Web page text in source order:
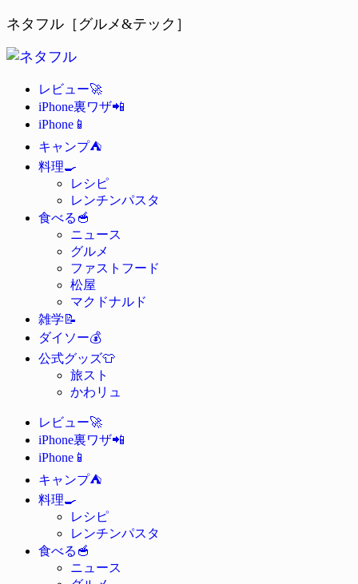
ネタフル［グルメ&テック］
レビュー🚀
iPhone裏ワザ📲
iPhone 📱
キャンプ⛺
料理🍳
レシピ
レンチンパスタ
食べる 🥣
ニュース
グルメ
ファストフード
松屋
マクドナルド
雑学📝
ダイソー💰
公式グッズ👕
旅スト
かわリュ
レビュー🚀
iPhone裏ワザ📲
iPhone 📱
キャンプ⛺
料理🍳
レシピ
レンチンパスタ
食べる 🥣
ニュース